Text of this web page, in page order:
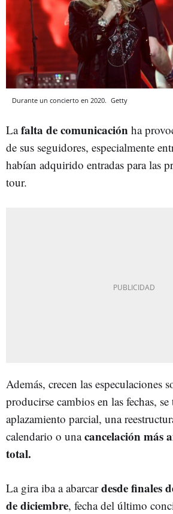
Durante un concierto en 2020. Getty
Lafalta de comunicación ha
de sus seguidores, especialmente
habían adquirido entradas para las
tour.
Además, crecen las especulaciones
producirse cambios en las fechas, se
aplazamiento parcial, una
calendario o unacancelación más
total.
La gira iba a abarcardesde finales
de diciembre, fecha del último